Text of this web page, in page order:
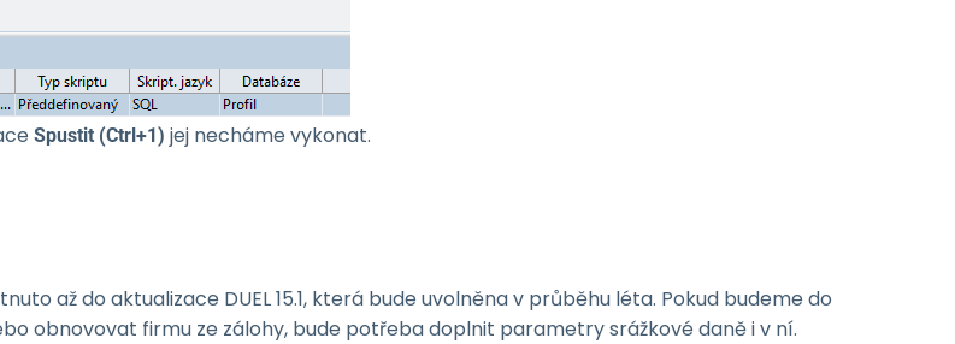
Spustit (Ctrl+1) jej necháme vykonat.
až do aktualizace DUEL 15.1, která bude uvolněna v průběhu léta. Pokud budeme do
obnovovat firmu ze zálohy, bude potřeba doplnit parametry srážkové daně i v ní.